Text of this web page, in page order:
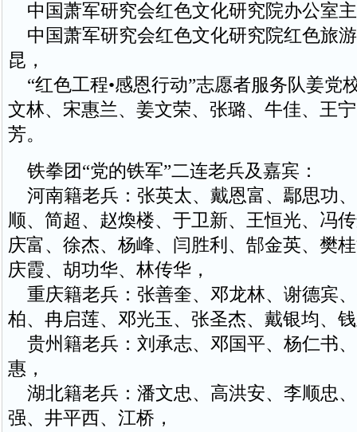
中国萧军研究会红色文化研究院办公室
中国萧军研究会红色文化研究院红色旅
昆，
“红色工程•感恩行动”志愿者服务队姜党
文林、宋惠兰、姜文荣、张璐、牛佳、王
芳。
铁拳团“党的铁军”二连老兵及嘉宾：
河南籍老兵：张英太、戴恩富、鄢思功
顺、简超、赵煥楼、于卫新、王恒光、冯
庆富、徐杰、杨峰、闫胜利、郜金英、樊
庆霞、胡功华、林传华，
重庆籍老兵：张善奎、邓龙林、谢德宾
柏、冉启莲、邓光玉、张圣杰、戴银均、
贵州籍老兵：刘承志、邓国平、杨仁书
惠，
湖北籍老兵：潘文忠、高洪安、李顺忠
强、井平西、江桥，